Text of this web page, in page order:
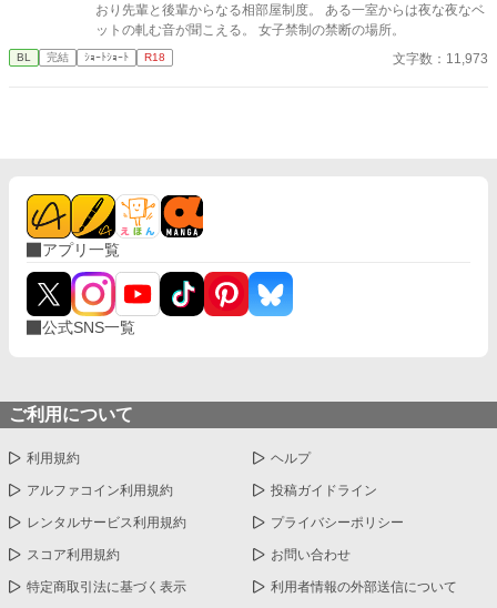
おり先輩と後輩からなる相部屋制度。 ある一室からは夜な夜なベ
ットの軋む音が聞こえる。 女子禁制の禁断の場所。
BL 完結 ｼｮｰﾄｼｮｰﾄ R18 文字数：11,973
アプリ一覧
公式SNS一覧
ご利用について
利用規約 ヘルプ
アルファコイン利用規約 投稿ガイドライン
レンタルサービス利用規約 プライバシーポリシー
スコア利用規約 お問い合わせ
特定商取引法に基づく表示 利用者情報の外部送信について